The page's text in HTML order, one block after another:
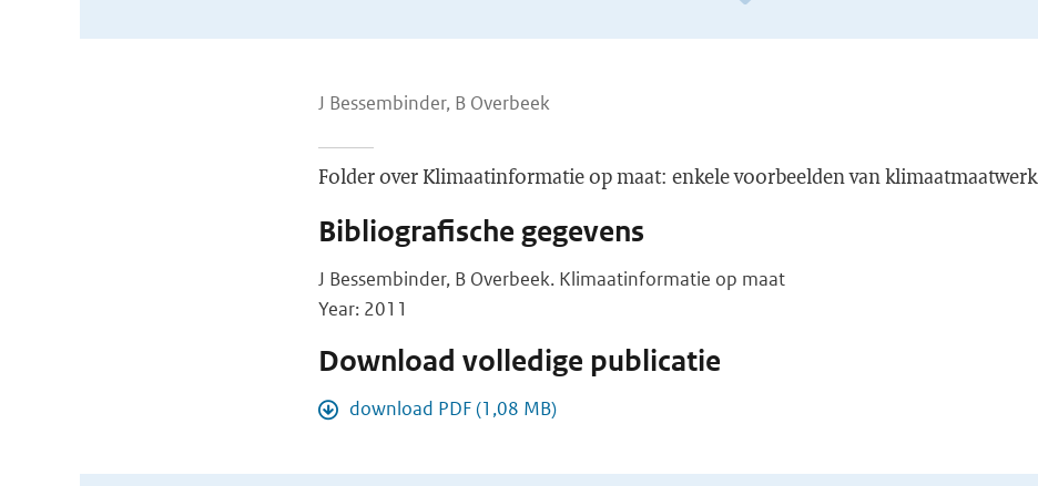
J Bessembinder, B Overbeek
Folder over Klimaatinformatie op maat: enkele voorbeelden van klimaatmaatwerk
Bibliografische gegevens
J Bessembinder, B Overbeek. Klimaatinformatie op maat
Year: 2011
Download volledige publicatie
download PDF (1,08 MB)